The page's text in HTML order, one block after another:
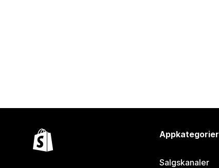
Appkategorier
Salgskanaler